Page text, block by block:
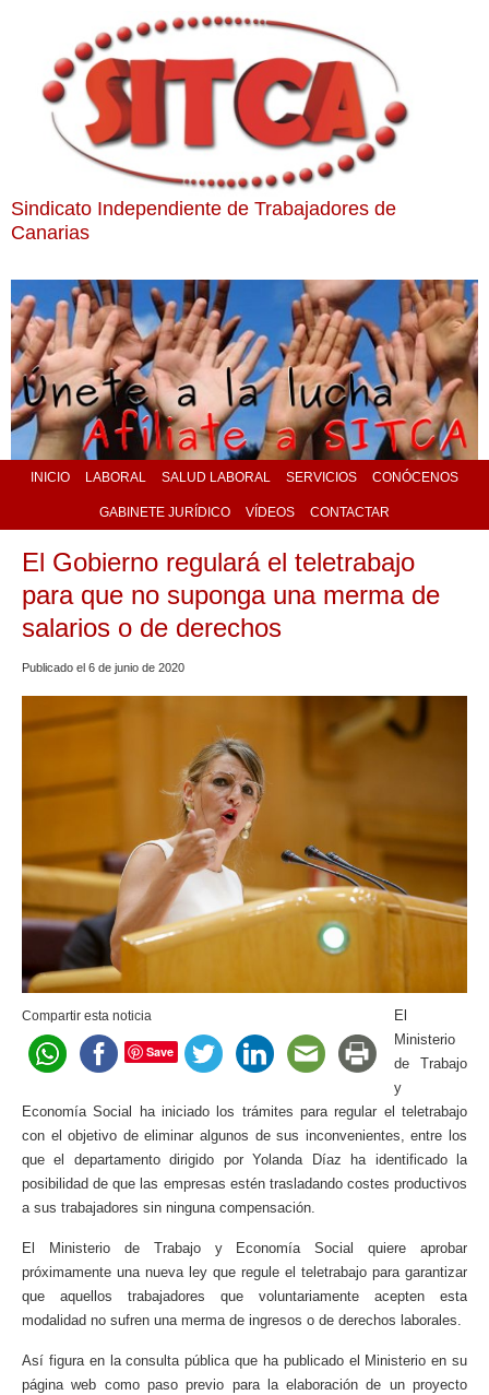
Sindicato Independiente de Trabajadores de
Canarias
INICIO LABORAL SALUD LABORAL SERVICIOS CONÓCENOS
GABINETE JURÍDICO VÍDEOS CONTACTAR
El Gobierno regulará el teletrabajo
para que no suponga una merma de
salarios o de derechos
Publicado el 6 de junio de 2020
Compartir esta noticia
Save
El
Ministerio
de Trabajo
y
Economía Social ha iniciado los trámites para regular el teletrabajo
con el objetivo de eliminar algunos de sus inconvenientes, entre los
que el departamento dirigido por Yolanda Díaz ha identificado la
posibilidad de que las empresas estén trasladando costes productivos
a sus trabajadores sin ninguna compensación.
El Ministerio de Trabajo y Economía Social quiere aprobar
próximamente una nueva ley que regule el teletrabajo para garantizar
que aquellos trabajadores que voluntariamente acepten esta
modalidad no sufren una merma de ingresos o de derechos laborales.
Así figura en la consulta pública que ha publicado el Ministerio en su
página web como paso previo para la elaboración de un proyecto